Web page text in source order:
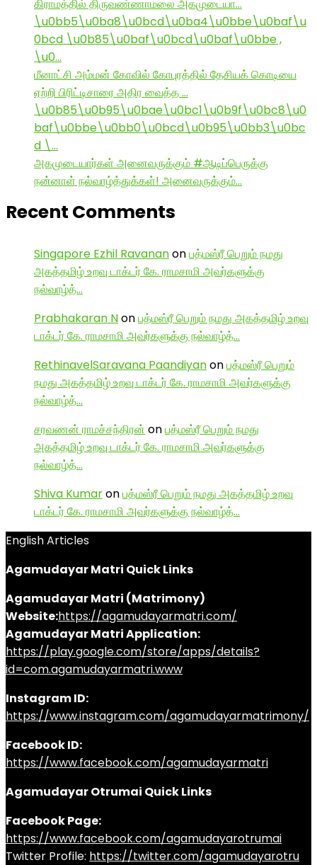
கிராமத்தில் திருவண்ணாமலை அகமுடையா…
\u0bb5\u0ba8\u0bcd\u0ba4\u0bbe\u0baf\u
0bcd \u0b85\u0baf\u0bcd\u0baf\u0bbe ,
\u0…
மீனாட்சி அம்மன் கோவில் கோபுரத்தில் தேசியக் கொடியை
ஏற்றி பிரிட்டிசாரை அதிர வைத்த …
\u0b85\u0b95\u0bae\u0bc1\u0b9f\u0bc8\u0
baf\u0bbe\u0bb0\u0bcd\u0b95\u0bb3\u0bc
d \…
அகமுடையார்கள் அனைவருக்கும் #ஆடிப்பெருக்கு
நன்னாள் நல்வாழ்த்துக்கள்! அனைவருக்கும்…
Recent Comments
Singapore Ezhil Ravananonபத்மஸ்ரீ பெறும் நமது
அகத்தமிழ் உறவு டாக்டர் கே. ராமசாமி அவர்களுக்கு
நல்வாழ்த்…
Prabhakaran Nonபத்மஸ்ரீ பெறும் நமது அகத்தமிழ் உறவு
டாக்டர் கே. ராமசாமி அவர்களுக்கு நல்வாழ்த்…
RethinavelSaravana Paandiyanonபத்மஸ்ரீ பெறும்
நமது அகத்தமிழ் உறவு டாக்டர் கே. ராமசாமி அவர்களுக்கு
நல்வாழ்த்…
சரவணன் ராமச்சந்திரன் onபத்மஸ்ரீ பெறும் நமது
அகத்தமிழ் உறவு டாக்டர் கே. ராமசாமி அவர்களுக்கு
நல்வாழ்த்…
Shiva Kumaronபத்மஸ்ரீ பெறும் நமது அகத்தமிழ் உறவு
டாக்டர் கே. ராமசாமி அவர்களுக்கு நல்வாழ்த்…
English Articles
Agamudayar Matri Quick Links
Agamudayar Matri (Matrimony)
Website:https://agamudayarmatri.com/
Agamudayar Matri Application:
https://play.google.com/store/apps/details?
id=com.agamudayarmatri.www
Instagram ID:
https://www.instagram.com/agamudayarmatrimony/
Facebook ID:
https://www.facebook.com/agamudayarmatri
Agamudayar Otrumai Quick Links
Facebook Page:
https://www.facebook.com/agamudayarotrumai
Twitter Profile: https://twitter.com/agamudayarotru